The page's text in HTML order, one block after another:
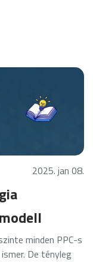
2025. jan 08.
minden PPC-s
De tényleg